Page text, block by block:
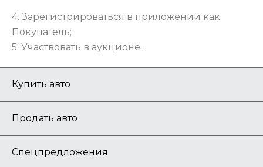
4. Зарегистрироваться в приложении как
Покупатель;
5. Участвовать в аукционе.
Купить авто
Продать авто
Спецпредложения